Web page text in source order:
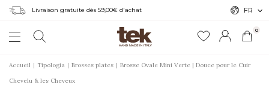
Livraison gratuite dès 59,00€ d'achat
0
FR
Accueil Tipologia Brosses plates
Brosse Ovale Mini Verte | Douce pour le Cuir
Chevelu & les Cheveux